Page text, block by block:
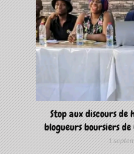
Stop aux discours de
blogueurs boursiers de
1